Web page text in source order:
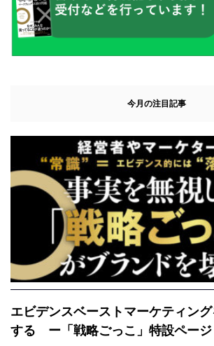
今月の注目記事
エビデンスベーストマーケティン
する ー「戦略ごっこ」特設ページ